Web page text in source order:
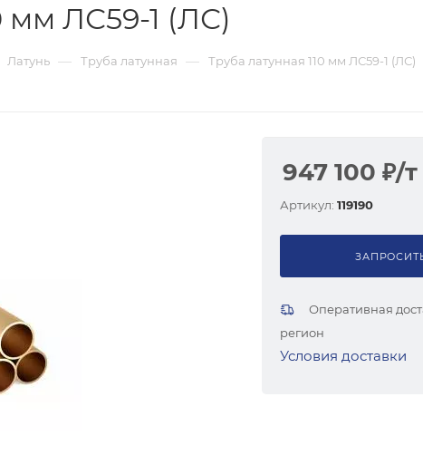
мм ЛС59-1 (ЛС)
Латунь — Труба латунная — Труба латунная 110 мм ЛС59-1 (ЛС)
947 100 ₽/т
Артикул: 119190
Оперативная
регион
Условия доставки